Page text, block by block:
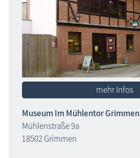
Veranstaltungen
Blog
mehr Infos
Museum Im Mühlentor Grimmen
Mühlenstraße 9a
18502 Grimmen